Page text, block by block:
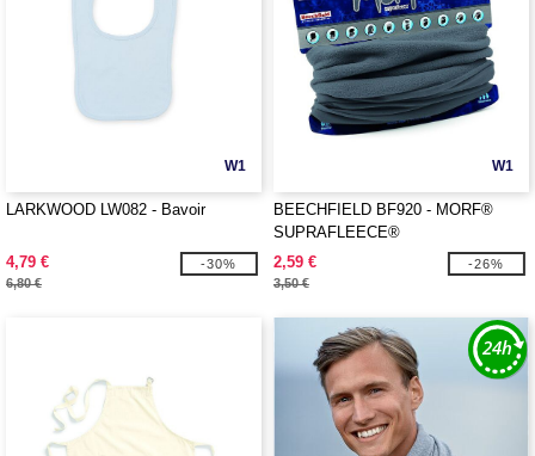
W1
LARKWOOD LW082 - Bavoir
4,79 €
6,80 €
-30%
W1
BEECHFIELD BF920 - MORF®
SUPRAFLEECE®
2,59 €
3,50 €
-26%